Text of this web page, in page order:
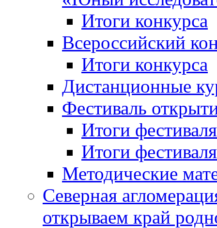
Итоги конкурса
Всероссийский
Итоги конкурса
Дистанционные
Фестиваль
Итоги
Итоги
Методические
Северная
открываем край